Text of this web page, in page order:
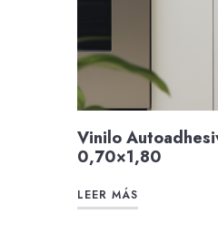
Vinilo
0,70×1,80
LEER MÁS